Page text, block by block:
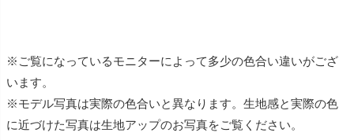
※ご覧になっているモニターによって多少の色合い違いがござ
います。
※モデル写真は実際の色合いと異なります。生地感と実際の色
に近づけた写真は生地アップのお写真をご覧ください。